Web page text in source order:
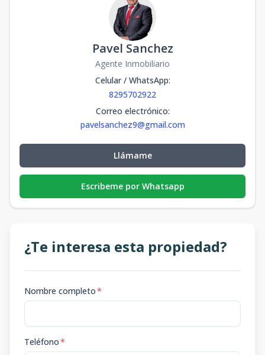
Pavel Sanchez
Agente Inmobiliario
Celular / WhatsApp:
8295702922
Correo electrónico:
pavelsanchez9@gmail.com
Llámame
Escribeme por Whatsapp
¿Te interesa esta propiedad?
Nombre completo*
Teléfono*